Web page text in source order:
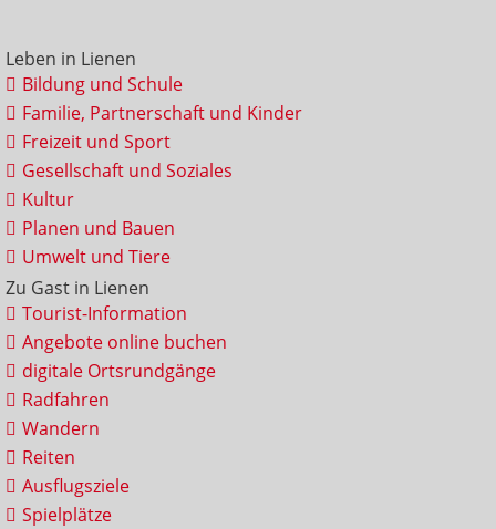
Leben in Lienen
Bildung und Schule
Familie, Partnerschaft und Kinder
Freizeit und Sport
Gesellschaft und Soziales
Kultur
Planen und Bauen
Umwelt und Tiere
Zu Gast in Lienen
Tourist-Information
Angebote online buchen
digitale Ortsrundgänge
Radfahren
Wandern
Reiten
Ausflugsziele
Spielplätze